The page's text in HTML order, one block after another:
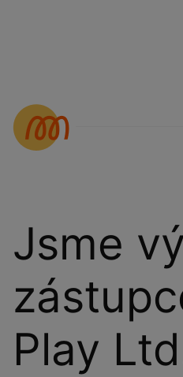
Jsme
Play